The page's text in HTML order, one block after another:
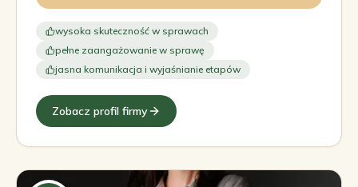
wysoka skuteczność w sprawach
pełne zaangażowanie w sprawę
jasna komunikacja i wyjaśnianie etapów
Zobacz profil firmy